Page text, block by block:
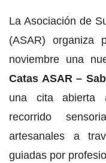
La Asociación de
(ASAR) organiza
noviembre una
Catas ASAR –
una cita abierta
recorrido
artesanales a
guiadas por